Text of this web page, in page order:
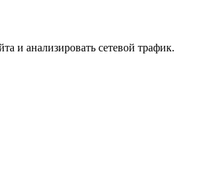
и анализировать сетевой трафик.